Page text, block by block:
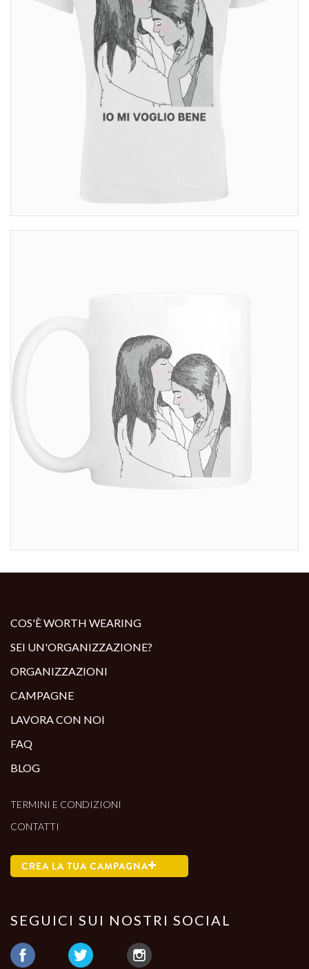
COS'È WORTH WEARING
SEI UN'ORGANIZZAZIONE?
ORGANIZZAZIONI
CAMPAGNE
LAVORA CON NOI
FAQ
BLOG
TERMINI E CONDIZIONI
CONTATTI
CREA LA TUA CAMPAGNA
SEGUICI SUI NOSTRI SOCIAL